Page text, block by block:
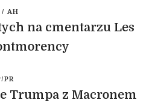
/ AH
na cmentarzu Les
PR
Trumpa z Macronem